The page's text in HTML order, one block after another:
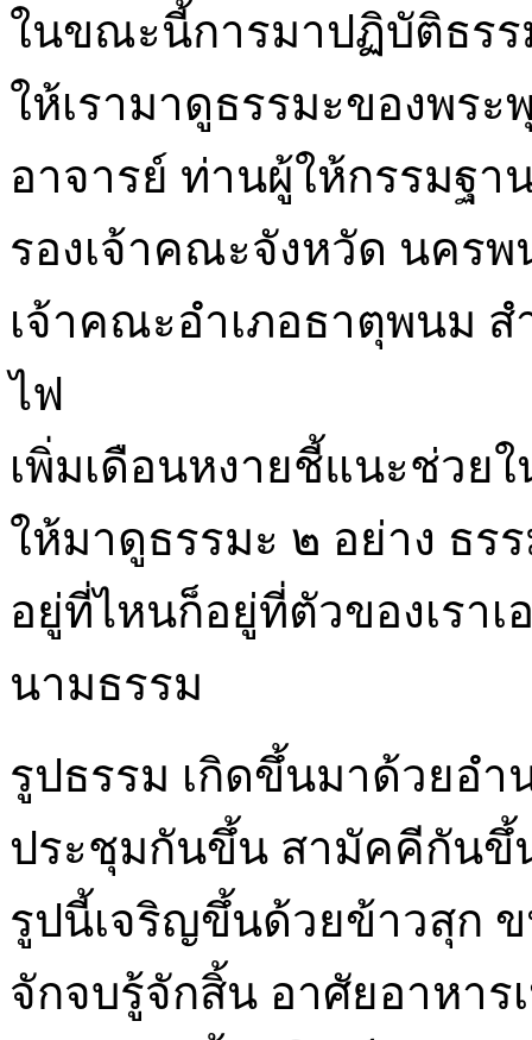
ในขณะนี้การมาปฏิบัติธรร
ให้เรามาดูธรรมะของพร
อาจารย์ ท่านผู้ให้กรรมฐา
รองเจ้าคณะจังหวัด นคร
เจ้าคณะอำเภอธาตุพนม
ไฟ
เพิ่มเดือนหงายชี้แนะช่วย
ให้มาดูธรรมะ ๒ อย่าง ธร
อยู่ที่ไหนก็อยู่ที่ตัวของเรา
นามธรรม
รูปธรรม เกิดขึ้นมาด้วยอ
ประชุมกันขึ้น สามัคคีกันขึ้
รูปนี้เจริญขึ้นด้วยข้าวสุก
จักจบรู้จักสิ้น อาศัยอาหา